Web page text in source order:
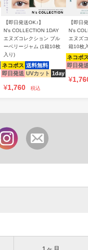
【即日発送OK♪】
N's COLLECTION 1DAY
エヌズコレクション ブル
ーベリージャム (1箱10枚
入り)
ネコポス 送料無料
即日発送 UVカット 1day
¥1,760 税込
【即日
N's
エヌズ
箱10枚
ネコポ
即日発
¥